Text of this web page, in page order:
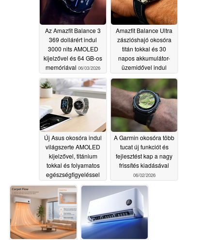
Az Amazfit Balance 3
369 dollárért indul
3000 nits AMOLED
kijelzővel és 64 GB-os
memóriával 06/03/2026
Amazfit Balance Ultra
zászlóshajó okosóra
titán tokkal és 30
napos akkumulátor-
üzemidővel indul
06/03/2026
Új Asus okosóra indul
világszerte AMOLED
kijelzővel, titánium
tokkal és folyamatos
egészségfigyeléssel
06/03/2026
A Garmin okosóra több
tucat új funkciót és
fejlesztést kap a nagy
frissítés kiadásával
06/02/2026